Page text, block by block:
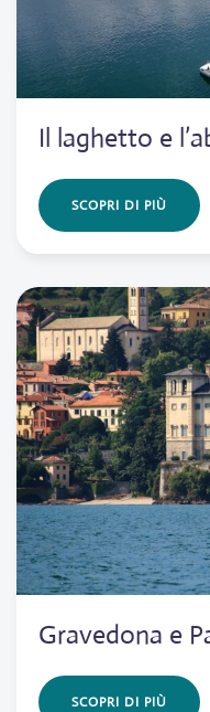
Il laghetto e
SCOPRI DI PIÙ
Gravedona e
SCOPRI DI PIÙ